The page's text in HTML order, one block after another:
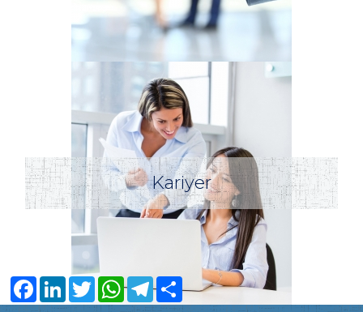
Kariyer
FacebookLinkedInTwitter WhatsAppTelegramShare